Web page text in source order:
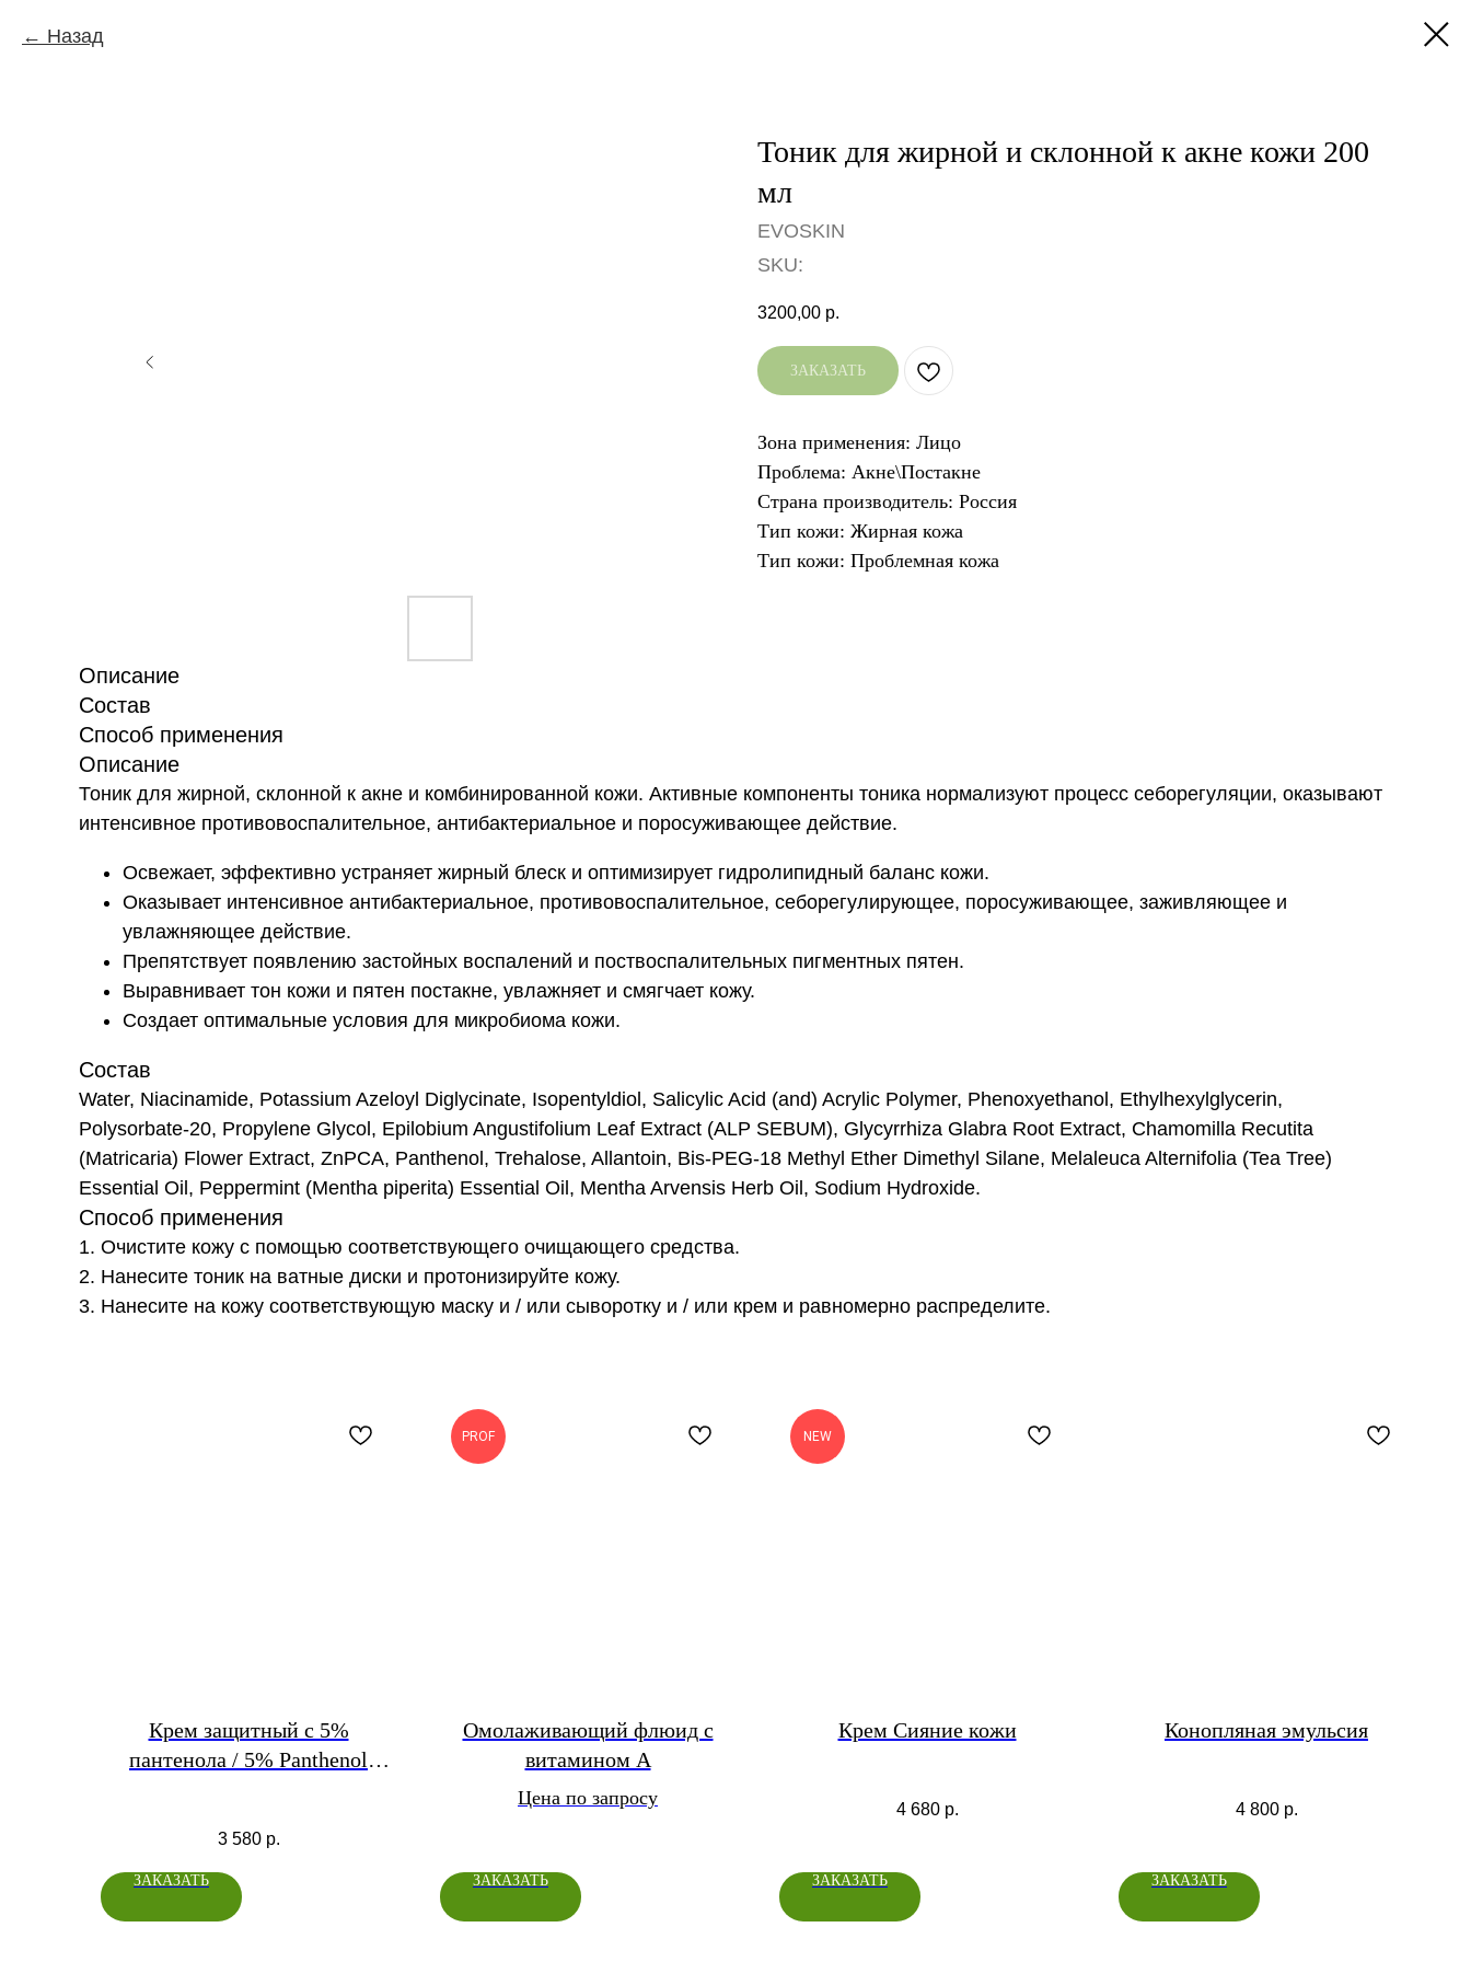
Назад
Тоник для жирной и склонной к акне кожи 200
мл
EVOSKIN
SKU:
3200,00 р.
ЗАКАЗАТЬ
Зона применения: Лицо
Проблема: Акне\Постакне
Страна производитель: Россия
Тип кожи: Жирная кожа
Тип кожи: Проблемная кожа
Описание
Состав
Способ применения
Описание
Тоник для жирной, склонной к акне и комбинированной кожи. Активные компоненты тоника нормализуют процесс себорегуляции, оказывают
интенсивное противовоспалительное, антибактериальное и поросуживающее действие.
Освежает, эффективно устраняет жирный блеск и оптимизирует гидролипидный баланс кожи.
Оказывает интенсивное антибактериальное, противовоспалительное, себорегулирующее, поросуживающее, заживляющее и
увлажняющее действие.
Препятствует появлению застойных воспалений и поствоспалительных пигментных пятен.
Выравнивает тон кожи и пятен постакне, увлажняет и смягчает кожу.
Создает оптимальные условия для микробиома кожи.
Состав
Water, Niacinamide, Potassium Azeloyl Diglycinate, Isopentyldiol, Salicylic Acid (and) Acrylic Polymer, Phenoxyethanol, Ethylhexylglycerin,
Polysorbate-20, Propylene Glycol, Epilobium Angustifolium Leaf Extract (ALP SEBUM), Glycyrrhiza Glabra Root Extract, Chamomilla Recutita
(Matricaria) Flower Extract, ZnPCA, Panthenol, Trehalose, Allantoin, Bis-PEG-18 Methyl Ether Dimethyl Silane, Melaleuca Alternifolia (Tea Tree)
Essential Oil, Peppermint (Mentha piperita) Essential Oil, Mentha Arvensis Herb Oil, Sodium Hydroxide.
Способ применения
1. Очистите кожу с помощью соответствующего очищающего средства.
2. Нанесите тоник на ватные диски и протонизируйте кожу.
3. Нанесите на кожу соответствующую маску и / или сыворотку и / или крем и равномерно распределите.
Крем защитный с 5%
пантенола / 5% Panthenol
3 580 р.
ЗАКАЗАТЬ
PROF
Омолаживающий флюид с
витамином А
Цена по запросу
ЗАКАЗАТЬ
NEW
Крем Сияние кожи
4 680 р.
ЗАКАЗАТЬ
Конопляная эмульсия
4 800 р.
ЗАКАЗАТЬ